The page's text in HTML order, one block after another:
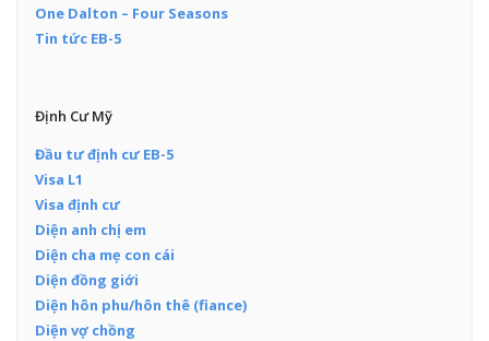
One Dalton – Four Seasons
Tin tức EB-5
Định Cư Mỹ
Đầu tư định cư EB-5
Visa L1
Visa định cư
Diện anh chị em
Diện cha mẹ con cái
Diện đồng giới
Diện hôn phu/hôn thê (fiance)
Diện vợ chồng